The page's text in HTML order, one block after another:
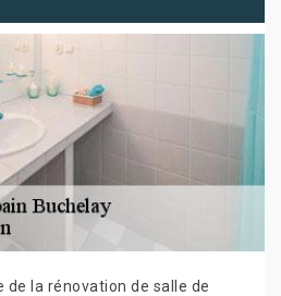
de la rénovation de salle de